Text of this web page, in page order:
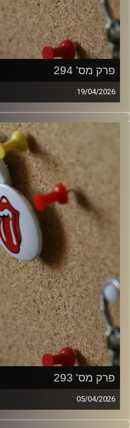
פרק מס' 294
19/04/2026
קלאסיקות רוק עם אורן הוף.
włodi
פרק מס' 293
05/04/2026
קלאסיקות רוק עם אורן הוף.